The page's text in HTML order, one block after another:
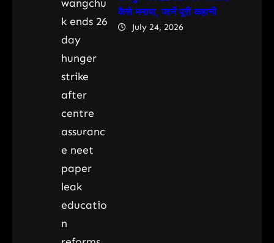
कैसे मनाया, जानें पूरी कहानी
July 24, 2026